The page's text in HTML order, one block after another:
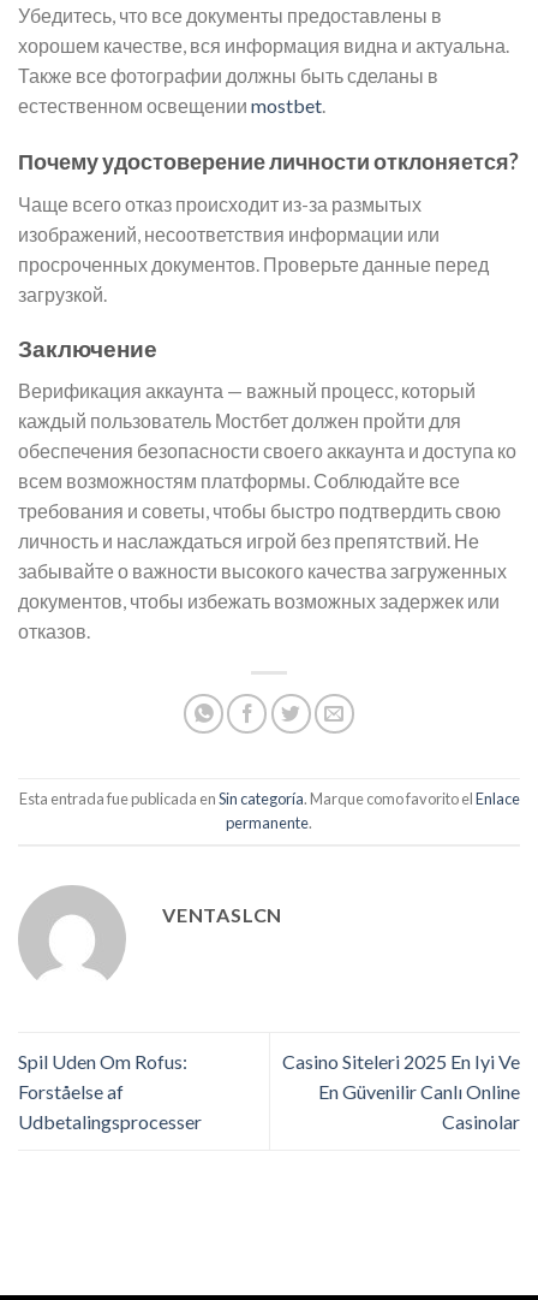
Убедитесь, что все документы предоставлены в
хорошем качестве, вся информация видна и актуальна.
Также все фотографии должны быть сделаны в
естественном освещении mostbet
Почему удостоверение личности отклоняется?
Чаще всего отказ происходит из-за размытых
изображений, несоответствия информации или
просроченных документов. Проверьте данные перед
загрузкой.
Заключение
Верификация аккаунта — важный процесс, который
каждый пользователь Мостбет должен пройти для
обеспечения безопасности своего аккаунта и доступа ко
всем возможностям платформы. Соблюдайте все
требования и советы, чтобы быстро подтвердить свою
личность и наслаждаться игрой без препятствий. Не
забывайте о важности высокого качества загруженных
документов, чтобы избежать возможных задержек или
отказов.
Esta entrada fue publicada enSin categoría. Marque como favorito elEnlace
permanente.
VENTASLCN
Spil Uden Om Rofus:
Forståelse af
Udbetalingsprocesser
Casino Siteleri 2025 En Iyi Ve
En Güvenilir Canlı Online
Casinolar